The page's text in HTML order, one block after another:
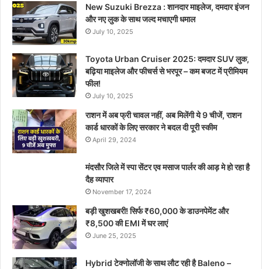
New Suzuki Brezza : शानदार माइलेज, दमदार इंजन
और नए लुक के साथ जल्द मचाएगी धमाल
July 10, 2025
Toyota Urban Cruiser 2025: दमदार SUV लुक,
बढ़िया माइलेज और फीचर्स से भरपूर – कम बजट में प्रीमियम
फील!
July 10, 2025
राशन में अब फ्री चावल नहीं, अब मिलेंगी ये 9 चीजें, राशन
कार्ड धारकों के लिए सरकार ने बदल दी पूरी स्कीम
April 29, 2024
मंदसौर जिले में स्पा सेंटर एव मसाज पार्लर की आड़ मे हो रहा है
दैह व्यापार
November 17, 2024
बड़ी खुशखबरी! सिर्फ ₹60,000 के डाउनपेमेंट और
₹8,500 की EMI में घर लाएं
June 25, 2025
Hybrid टेक्नोलॉजी के साथ लौट रही है Baleno –